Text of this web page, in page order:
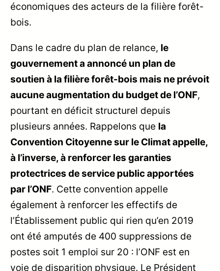
économiques des acteurs de la filière forêt-
bois.
Dans le cadre du plan de relance, le
gouvernement a annoncé un plan de
soutien à la filière forêt-bois mais ne prévoit
aucune augmentation du budget de l’ONF,
pourtant en déficit structurel depuis
plusieurs années. Rappelons que la
Convention Citoyenne sur le Climat appelle,
à l’inverse, à renforcer les garanties
protectrices de service public apportées
par l’ONF. Cette convention appelle
également à renforcer les effectifs de
l’Établissement public qui rien qu’en 2019
ont été amputés de 400 suppressions de
postes soit 1 emploi sur 20 : l’ONF est en
voie de disparition physique. Le Président